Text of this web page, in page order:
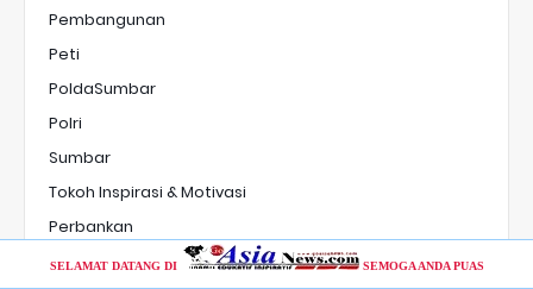
Pembangunan
Peti
PoldaSumbar
Polri
Sumbar
Tokoh Inspirasi & Motivasi
Perbankan
SELAMAT DATANG DI SEMOGA ANDA PUAS